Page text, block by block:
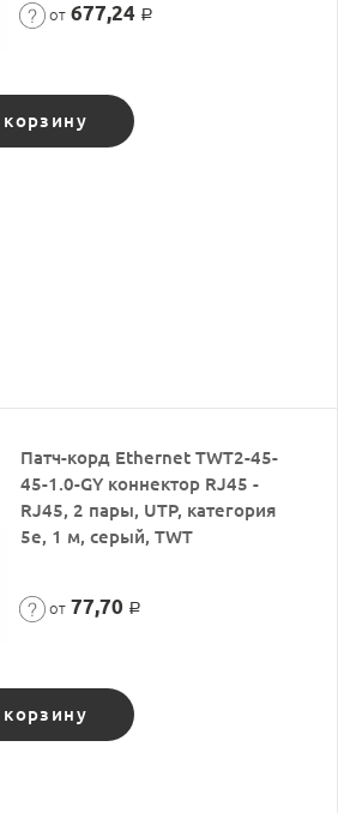
от 677,24 Р
Патч-корд Ethernet TWT2-45-
45-1.0-GY коннектор RJ45 -
RJ45, 2 пары, UTP, категория
5е, 1 м, серый, TWT
от 77,70 Р